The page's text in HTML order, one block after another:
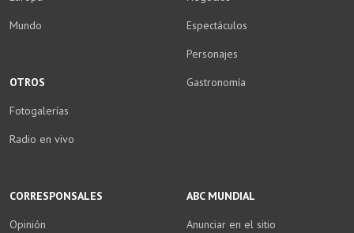
Mundo
Espectáculos
Personajes
Gastronomía
CORRESPONSALES
Opinión
OTROS
Fotogalerías
Radio en vivo
ABC MUNDIAL
Anunciar en el sitio